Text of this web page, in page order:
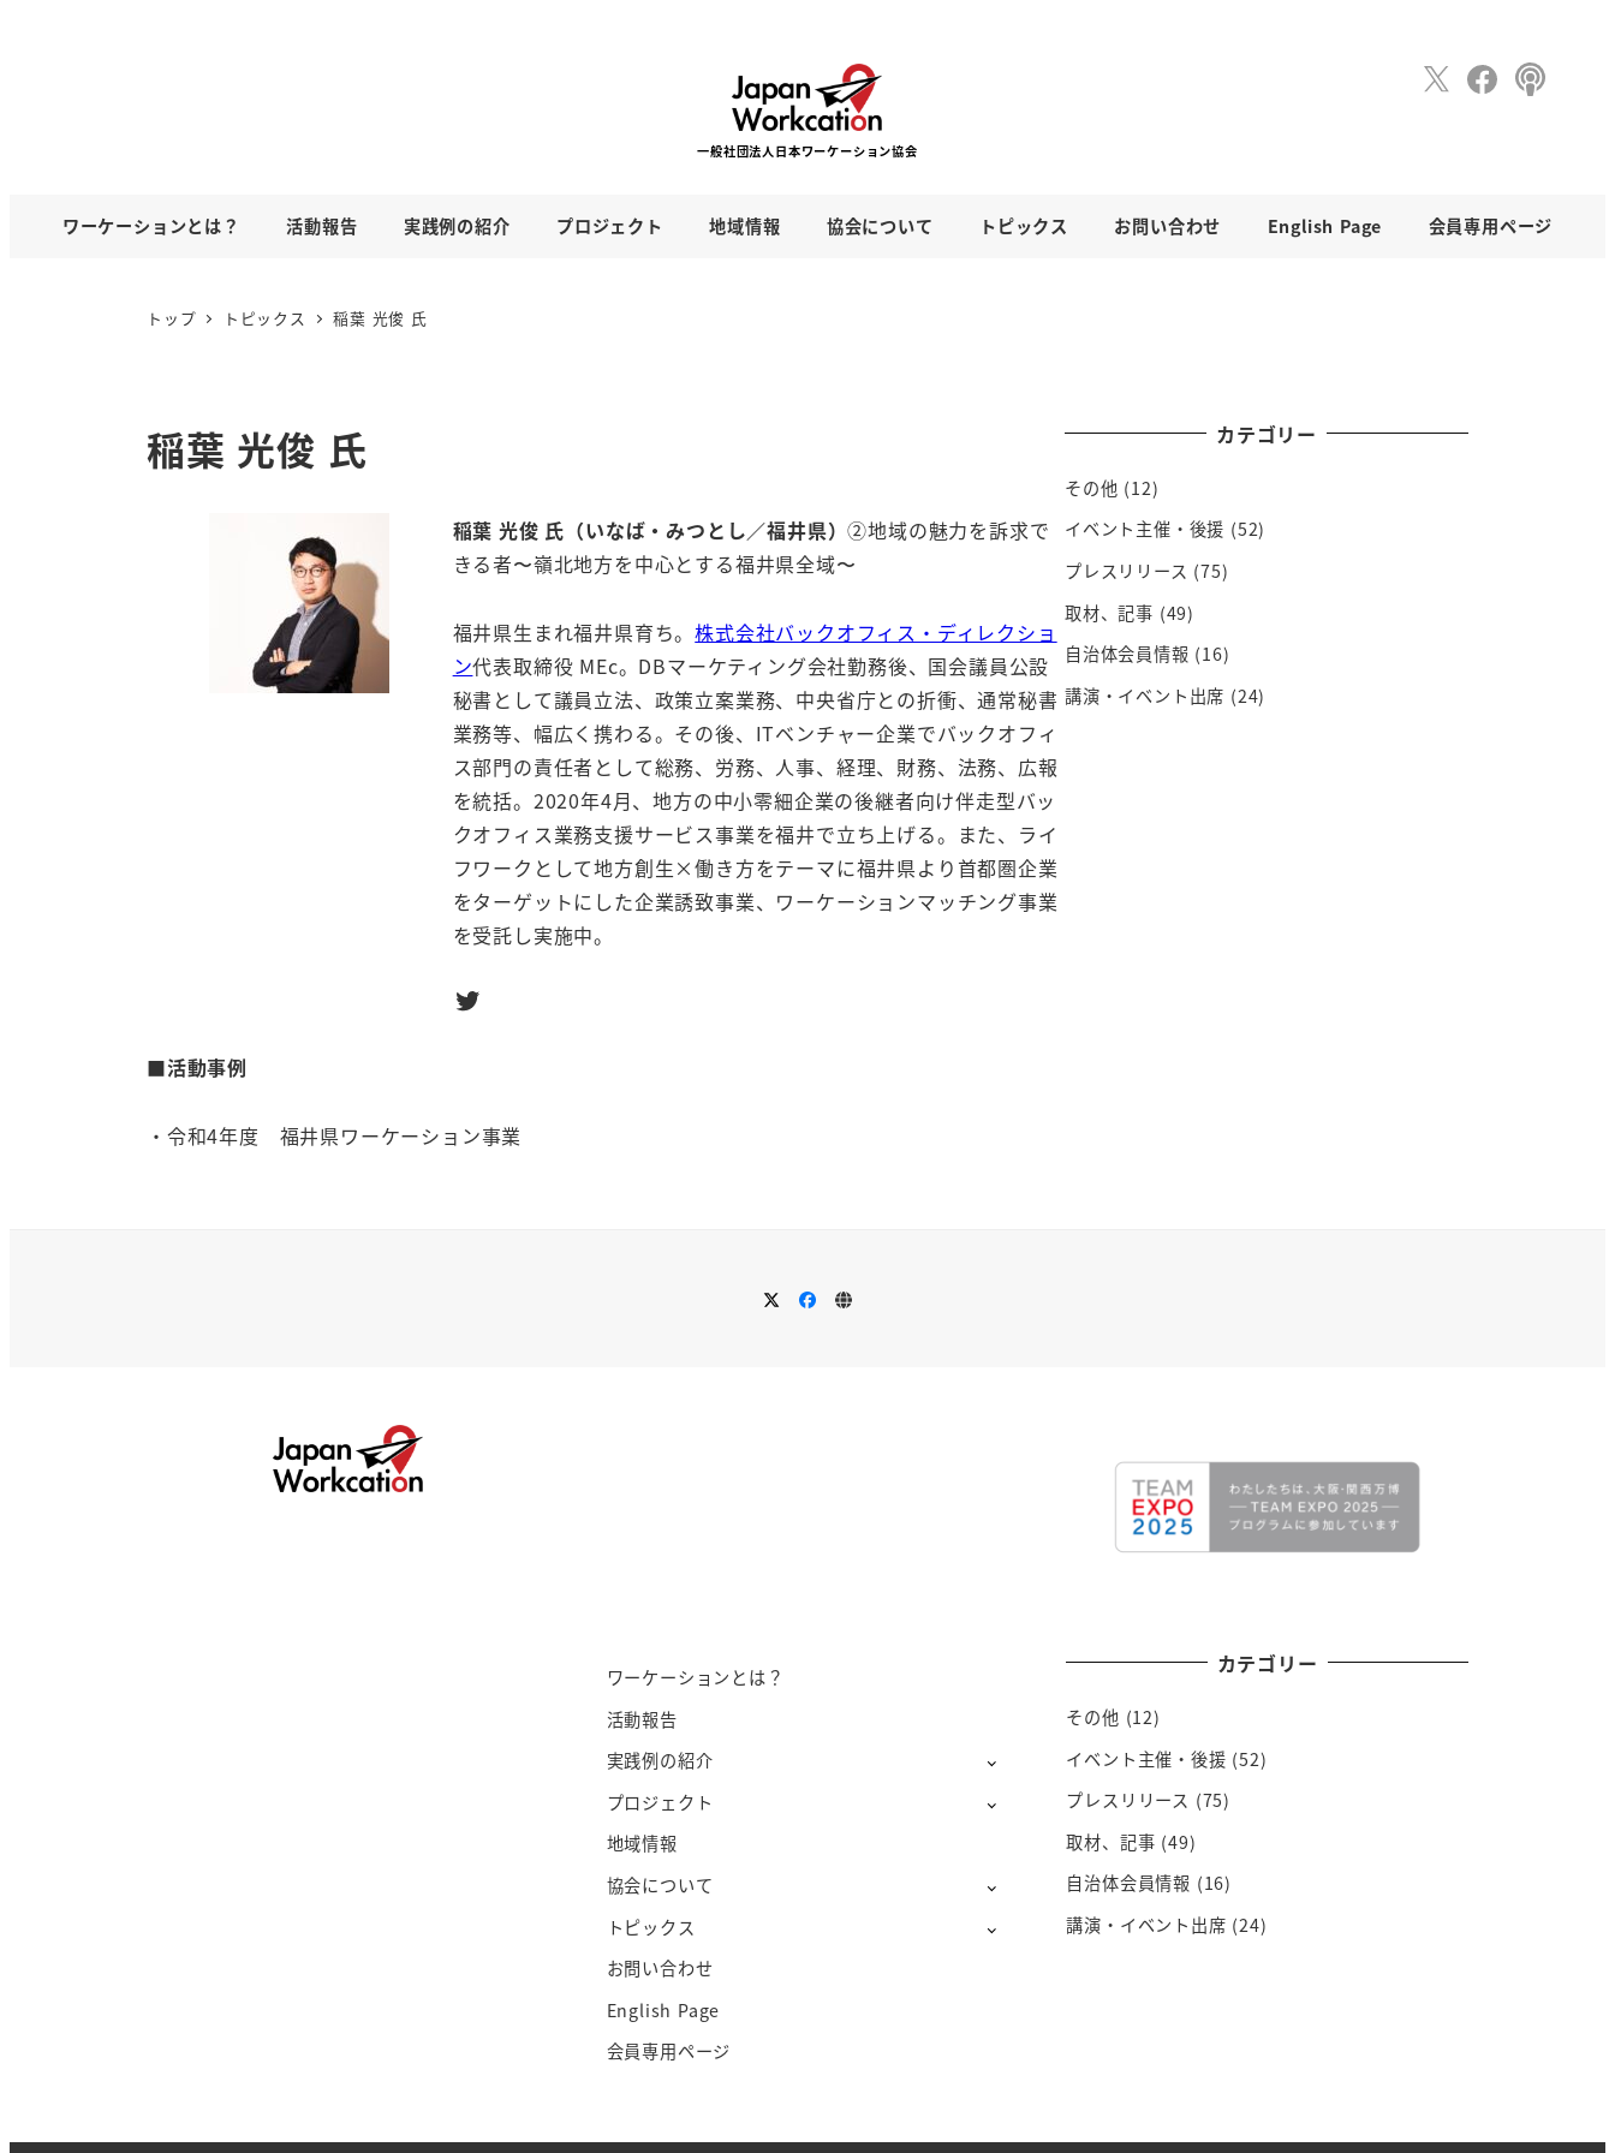
ワーケーションとは？ 活動報告 実践例の紹介 プロジェクト 地域情報 協会について トピックス お問い合わせ English Page 会員専用ページ
トップ トピックス 稲葉 光俊 氏
稲葉 光俊 氏
稲葉 光俊 氏（いなば・みつとし／福井県）②地域の魅力を訴求で
きる者〜嶺北地方を中心とする福井県全域〜
福井県生まれ福井県育ち。株式会社バックオフィス・ディレクショ
ン代表取締役 MEc。DBマーケティング会社勤務後、国会議員公設
秘書として議員立法、政策立案業務、中央省庁との折衝、通常秘書
業務等、幅広く携わる。その後、ITベンチャー企業でバックオフィ
ス部門の責任者として総務、労務、人事、経理、財務、法務、広報
を統括。2020年4月、地方の中小零細企業の後継者向け伴走型バッ
クオフィス業務支援サービス事業を福井で立ち上げる。また、ライ
フワークとして地方創生×働き方をテーマに福井県より首都圏企業
をターゲットにした企業誘致事業、ワーケーションマッチング事業
を受託し実施中。
Twitter
■活動事例
・令和4年度 福井県ワーケーション事業
カテゴリー
その他 (12)
イベント主催・後援 (52)
プレスリリース (75)
取材、記事 (49)
自治体会員情報 (16)
講演・イベント出席 (24)
ワーケーションとは？
活動報告
実践例の紹介
プロジェクト
地域情報
協会について
トピックス
お問い合わせ
English Page
会員専用ページ
カテゴリー
その他 (12)
イベント主催・後援 (52)
プレスリリース (75)
取材、記事 (49)
自治体会員情報 (16)
講演・イベント出席 (24)